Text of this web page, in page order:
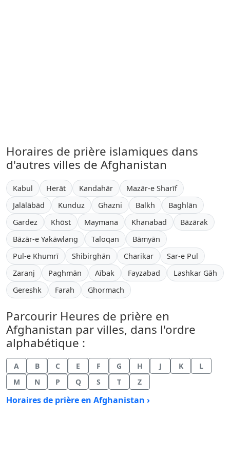
Horaires de prière islamiques dans
d'autres villes de Afghanistan
Kabul Herāt Kandahār
Mazār-e Sharīf
Jalālābād
Kunduz Ghazni Balkh
Baghlān
Gardez
Khōst Maymana Khanabad
Bāzārak
Bāzār-e Yakāwlang
Taloqan
Bāmyān
Pul-e Khumrī
Shibirghān Charikar
Sar-e Pul
Zaranj
Paghmān Aībak Fayzabad
Lashkar Gāh
Gereshk
Farah Ghormach
Parcourir Heures de prière en
Afghanistan par villes, dans l'ordre
alphabétique :
A B C E F G H J K
L
M
N P Q S T Z
Horaires de prière en Afghanistan ›